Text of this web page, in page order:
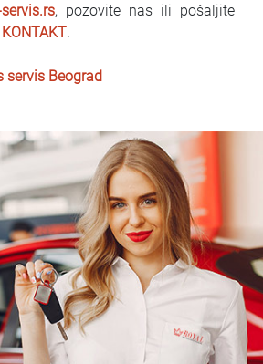
, pozovite nas ili pošaljite
KONTAKT.
servis Beograd